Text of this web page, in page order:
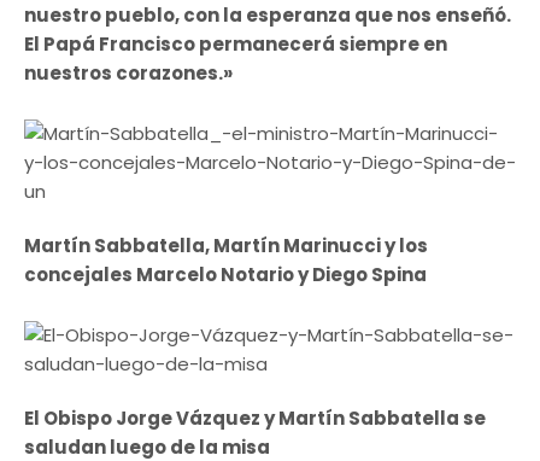
nuestro pueblo, con la esperanza que nos enseñó.
El Papá Francisco permanecerá siempre en
nuestros corazones.»
Martín Sabbatella, Martín Marinucci y los
concejales Marcelo Notario y Diego Spina
El Obispo Jorge Vázquez y Martín Sabbatella se
saludan luego de la misa